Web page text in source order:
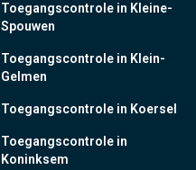
Toegangscontrole in Kleine-
Spouwen
Toegangscontrole in Klein-
Gelmen
Toegangscontrole in Koersel
Toegangscontrole in
Koninksem